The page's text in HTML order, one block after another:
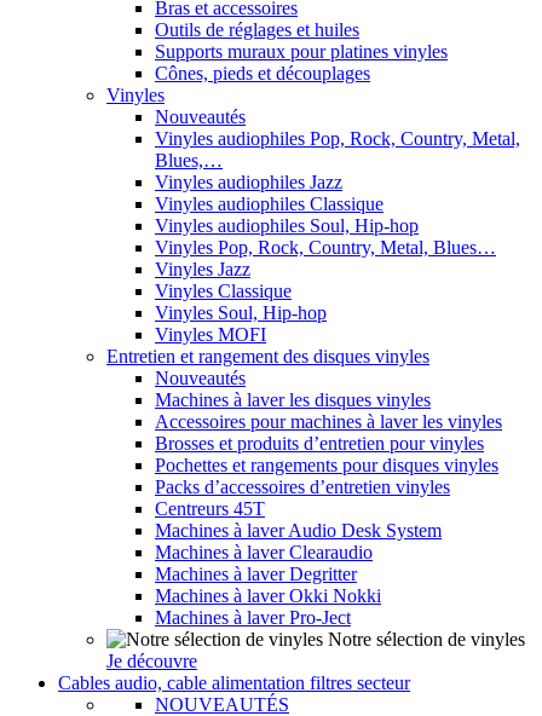
Bras et accessoires
Outils de réglages et huiles
Supports muraux pour platines vinyles
Cônes, pieds et découplages
Vinyles
Nouveautés
Vinyles audiophiles Pop, Rock, Country, Metal,
Blues,…
Vinyles audiophiles Jazz
Vinyles audiophiles Classique
Vinyles audiophiles Soul, Hip-hop
Vinyles Pop, Rock, Country, Metal, Blues…
Vinyles Jazz
Vinyles Classique
Vinyles Soul, Hip-hop
Vinyles MOFI
Entretien et rangement des disques vinyles
Nouveautés
Machines à laver les disques vinyles
Accessoires pour machines à laver les vinyles
Brosses et produits d’entretien pour vinyles
Pochettes et rangements pour disques vinyles
Packs d’accessoires d’entretien vinyles
Centreurs 45T
Machines à laver Audio Desk System
Machines à laver Clearaudio
Machines à laver Degritter
Machines à laver Okki Nokki
Machines à laver Pro-Ject
Notre sélection de vinyles
Je découvre
Cables audio, cable alimentation filtres secteur
NOUVEAUTÉS